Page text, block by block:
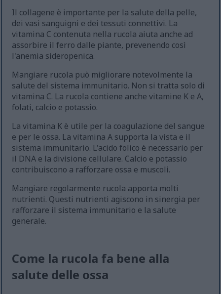
Il collagene è importante per la salute della pelle,
dei vasi sanguigni e dei tessuti connettivi. La
vitamina C contenuta nella rucola aiuta anche ad
assorbire il ferro dalle piante, prevenendo così
l'anemia sideropenica.
Mangiare rucola può migliorare notevolmente la
salute del sistema immunitario. Non si tratta solo di
vitamina C. La rucola contiene anche vitamine K e A,
folati, calcio e potassio.
La vitamina K è utile per la coagulazione del sangue
e per le ossa. La vitamina A supporta la vista e il
sistema immunitario. L'acido folico è necessario per
il DNA e la divisione cellulare. Calcio e potassio
contribuiscono a rafforzare ossa e muscoli.
Mangiare regolarmente rucola apporta molti
nutrienti. Questi nutrienti agiscono in sinergia per
rafforzare il sistema immunitario e la salute
generale.
Come la rucola fa bene alla
salute delle ossa